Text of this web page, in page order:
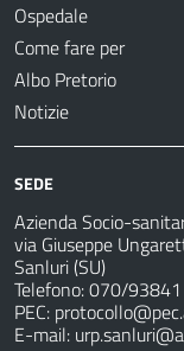
Ospedale
Come fare per
Albo Pretorio
Notizie
SEDE
Azienda Socio-
via Giuseppe
Sanluri (SU)
Telefono: 070/93841
PEC:
E-mail: